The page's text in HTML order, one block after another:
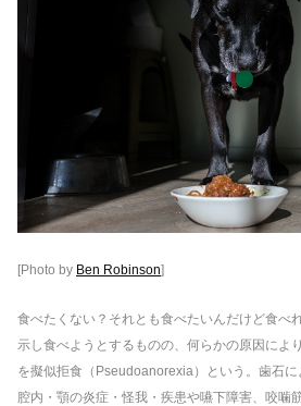
[Photo by Ben Robinson]
食べたくない？それとも食べたいんだけど食べ
示し食べようとするものの、何らかの原因によ
を擬似拒食（Pseudoanorexia）という。歯石
腔内・顎の炎症・怪我・疾患や嚥下障害、咬噛